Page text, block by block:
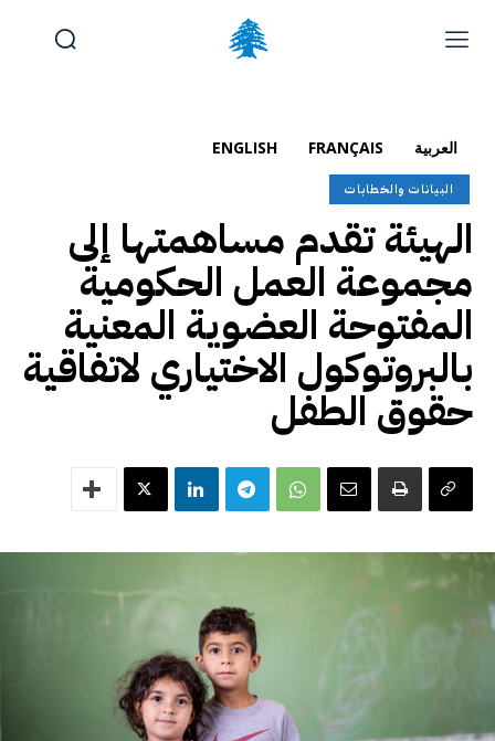
Français
(الفرنسية)
English
(الإنجليزية)
العربية FRANÇAIS
ENGLISH
البيانات والخطابات
الهيئة تقدم مساهمتها إلى
مجموعة العمل الحكومية
المفتوحة العضوية المعنية
بالبروتوكول الاختياري لاتفاقية
حقوق الطفل